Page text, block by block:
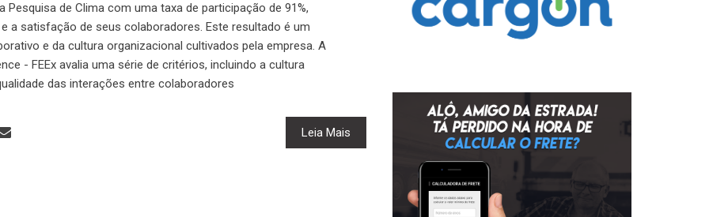
Pesquisa de Clima com uma taxa de participação de 91%,
a satisfação de seus colaboradores. Este resultado é um
e da cultura organizacional cultivados pela empresa. A
- FEEx avalia uma série de critérios, incluindo a cultura
das interações entre colaboradores
Leia Mais